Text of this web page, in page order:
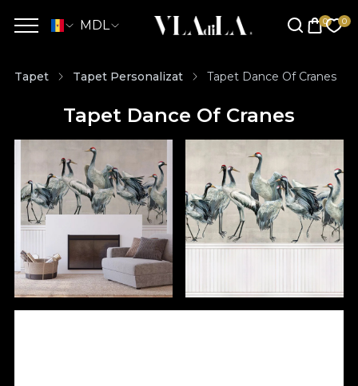
MDL
Tapet Tapet Personalizat Tapet Dance Of Cranes
Tapet Dance Of Cranes